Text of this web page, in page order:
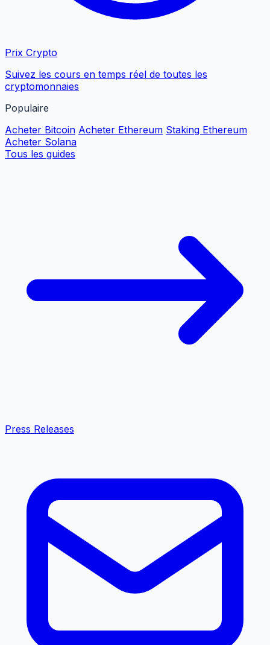
Prix Crypto
Suivez les cours en temps réel de toutes les
cryptomonnaies
Populaire
Acheter Bitcoin Acheter Ethereum Staking Ethereum
Acheter Solana
Tous les guides
Press Releases